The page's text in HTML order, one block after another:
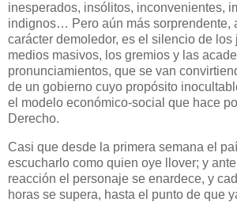
inesperados, insólitos, inconvenientes,
indignos… Pero aún más sorprendente,
carácter demoledor, es el silencio de
medios masivos, los gremios y las
pronunciamientos, que se van
de un gobierno cuyo propósito
el modelo económico-social que hace
Derecho.
Casi que desde la primera semana el
escucharlo como quien oye llover; y
reacción el personaje se enardece, y
horas se supera, hasta el punto de que